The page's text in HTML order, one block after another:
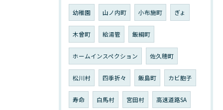
幼稚園 山ノ内町 小布施町 ぎょ
木曾町 給湯管 飯綱町
ホームインスペクション 佐久穂町
松川村 四季折々 飯島町 カビ胞子
寿命 白馬村 宮田村 高速道路SA